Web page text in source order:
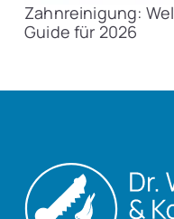
Zahnreinigung:
Guide für 2026